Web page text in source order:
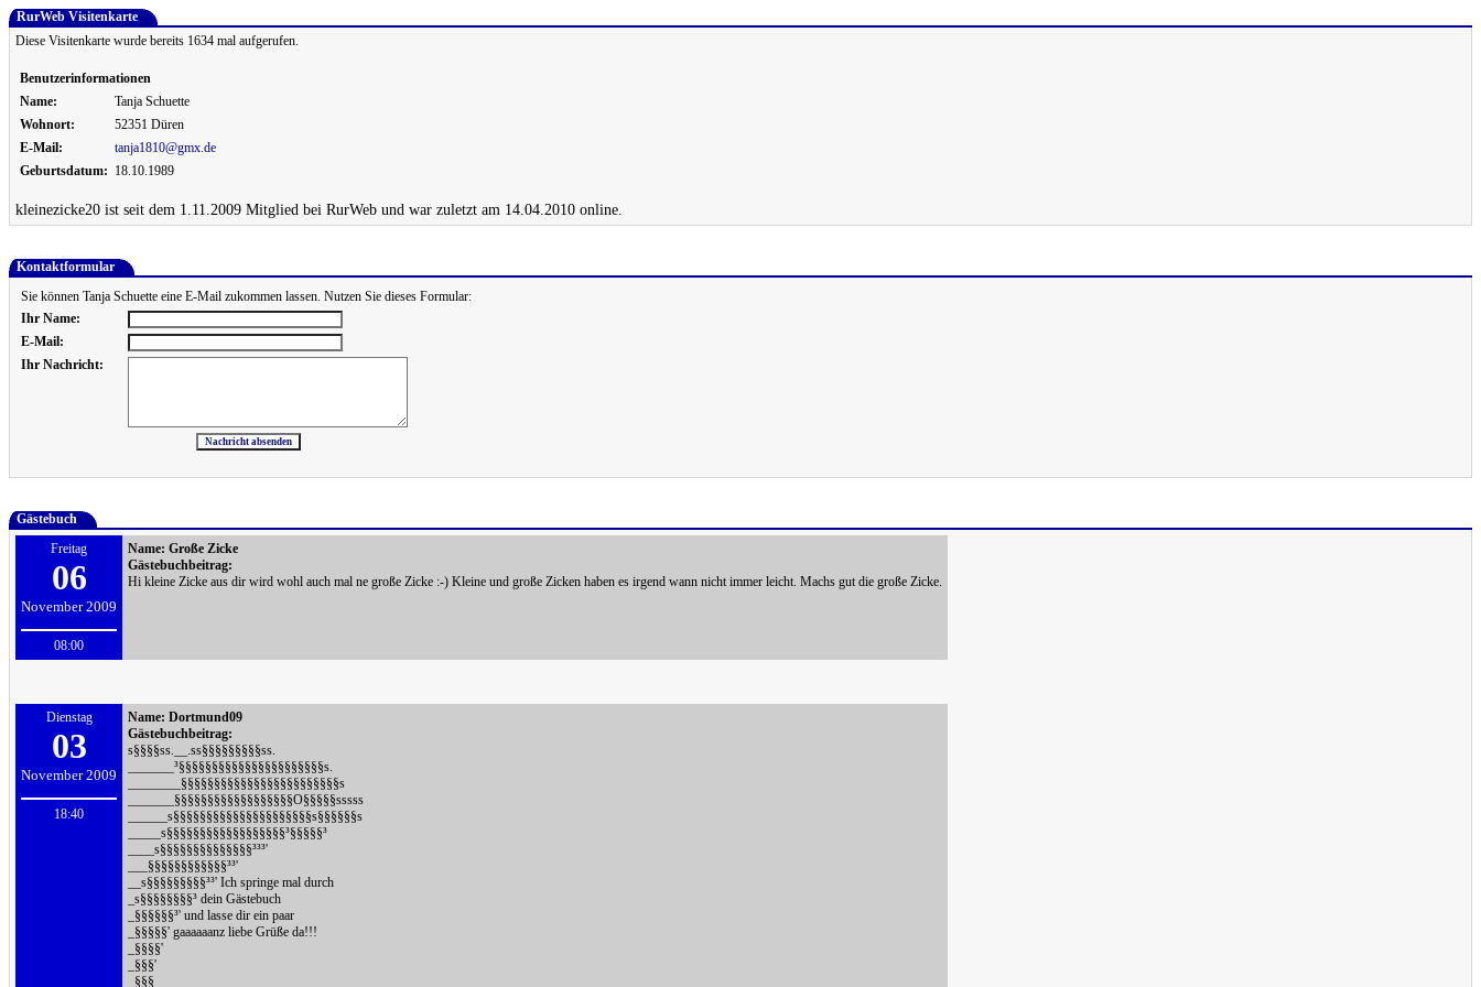
RurWeb Visitenkarte
Diese Visitenkarte wurde bereits 1634 mal aufgerufen.
Benutzerinformationen
Name:
Tanja Schuette
Wohnort:
52351 Düren
E-Mail:
tanja1810@gmx.de
Geburtsdatum: 18.10.1989
kleinezicke20 ist seit dem 1.11.2009 Mitglied bei RurWeb und war zuletzt am 14.04.2010 online.
Kontaktformular
Sie können Tanja Schuette eine E-Mail zukommen lassen. Nutzen Sie dieses Formular:
Ihr Name:
E-Mail:
Ihr Nachricht:
Gästebuch
Freitag
06
November 2009
08:00
Name: Große Zicke
Gästebuchbeitrag:
Hi kleine Zicke aus dir wird wohl auch mal ne große Zicke :-) Kleine und große Zicken haben es irgend wann nicht immer leicht. Machs gut die große Zicke.
Dienstag
03
November 2009
18:40
Name: Dortmund09
Gästebuchbeitrag:
s§§§§ss.__.ss§§§§§§§§§ss.
_______³§§§§§§§§§§§§§§§§§§§§§§s.
________§§§§§§§§§§§§§§§§§§§§§§§§s
_______§§§§§§§§§§§§§§§§§§O§§§§§sssss
______s§§§§§§§§§§§§§§§§§§§§§s§§§§§§s
_____s§§§§§§§§§§§§§§§§§§³§§§§§³
____s§§§§§§§§§§§§§§³³³'
___§§§§§§§§§§§§³³'
__s§§§§§§§§§³³' Ich springe mal durch
_s§§§§§§§§³ dein Gästebuch
_§§§§§§³' und lasse dir ein paar
_§§§§§' gaaaaaanz liebe Grüße da!!!
_§§§§'
_§§§'
_§§§